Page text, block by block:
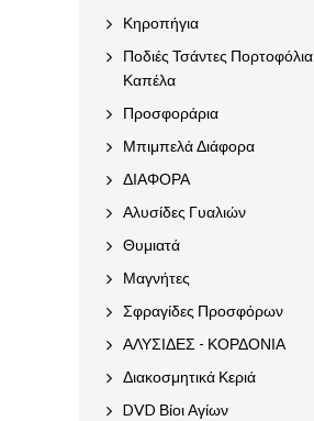
Κηροπήγια
Ποδιές Τσάντες Πορτοφόλια
Καπέλα
Προσφοράρια
Μπιμπελά Διάφορα
ΔΙΑΦΟΡΑ
Αλυσίδες Γυαλιών
Θυμιατά
Μαγνήτες
Σφραγίδες Προσφόρων
ΑΛΥΣΙΔΕΣ - ΚΟΡΔΟΝΙΑ
Διακοσμητικά Κεριά
DVD Βίοι Αγίων